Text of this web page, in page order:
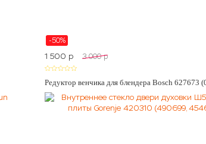
-50%
1 500 p 3 000 p
Редуктор венчика для блендера Bosch 627673